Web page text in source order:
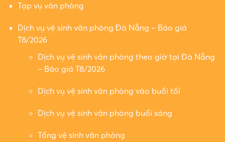
Tạp vụ văn phòng
Dịch vụ vệ sinh văn phòng Đà Nẵng – Báo giá
T8/2026
Dịch vụ vệ sinh văn phòng theo giờ tại Đà Nẵng
– Báo giá T8/2026
Dịch vụ vệ sinh văn phòng vào buổi tối
Dịch vụ vệ sinh văn phòng buổi sáng
Tổng vệ sinh văn phòng